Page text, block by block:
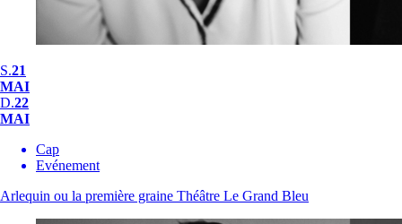
S.21
MAI
D.22
MAI
Cap
Evénement
Arlequin ou la première graine Théâtre Le Grand Bleu